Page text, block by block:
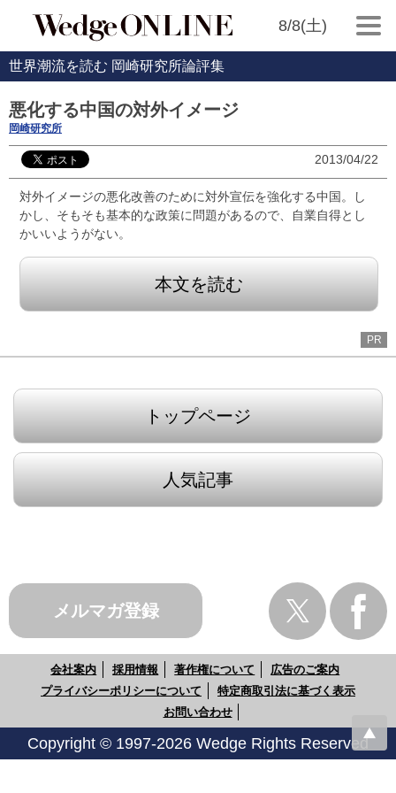
8/8(土)
世界潮流を読む 岡崎研究所論評集
悪化する中国の対外イメージ
岡崎研究所
2013/04/22
対外イメージの悪化改善のために対外宣伝を強化する中国。し
かし、そもそも基本的な政策に問題があるので、自業自得とし
かいいようがない。
本文を読む
PR
トップページ
人気記事
メルマガ登録
会社案内 採用情報 著作権について
広告のご案内
プライバシーポリシーについて
特定商取引法に基づく表示
お問い合わせ
Copyright © 1997-2026 Wedge Rights Reserved